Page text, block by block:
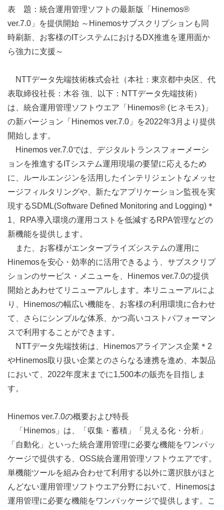
表 題：統合運用管理ソフトの最新版「Hinemos®
ver.7.0」を提供開始 ～Hinemosサブスクリプションも同
時刷新、お客様のITシステムにおけるDX推進を運用面か
ら強力に支援～
NTTデータ先端技術株式会社（本社：東京都中央区、代
表取締役社長：木谷 強、以下：NTTデータ先端技術）
は、統合運用管理ソフトウエア「Hinemos® (ヒネモス)」
の新バージョン「Hinemos ver.7.0」を2022年3月より提供
開始します。
Hinemos ver.7.0では、デジタルトランスフォーメーシ
ョンを推進するITシステム運用現場の要望に応えるため
に、ルールエンジンを活用したインテリジェントなメッセ
ージフィルタリングや、新たなアプリケーション監視を実
現するSDML(Software Defined Monitoring and Logging)＊
1、RPA導入環境の運用コストを低減するRPA管理などの
新機能を提供します。
また、お客様がエンタープライズシステムの運用に
Hinemosを安心・効率的に活用できるよう、サブスクリプ
ションのサービス・メニューを、Hinemos ver.7.0の提供
開始とあわせてリニューアルします。本リニューアルによ
り、Hinemosの幅広い機能を、お客様の利用環境に合わせ
て、さらにシンプルな体系、かつ高いコストパフォーマン
スで利用することができます。
NTTデータ先端技術は、Hinemosアライアンス企業＊2
やHinemos取り扱い企業とのさらなる連携を進め、本製品
において、2022年度末までに1,500本の販売を目指しま
す。
Hinemos ver.7.0の概要および特長
「Hinemos」は、「収集・蓄積」「見える化・分析」
「自動化」といった統合運用管理に必要な機能をワンパッ
ケージで提供する、OSS統合運用管理ソフトウエアです。
単機能ツールを組み合わせて利用する以外に選択肢がほと
んどない運用管理ソフトウエア分野において、Hinemosは
運用管理に必要な機能をワンパッケージで提供します。こ